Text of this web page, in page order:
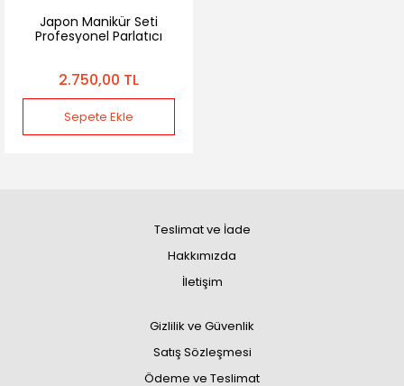
Japon Manikür Seti
Profesyonel Parlatıcı
Güçlendirme
2.750,00 TL
Sepete Ekle
Teslimat ve İade
Hakkımızda
İletişim
Gizlilik ve Güvenlik
Satış Sözleşmesi
Ödeme ve Teslimat